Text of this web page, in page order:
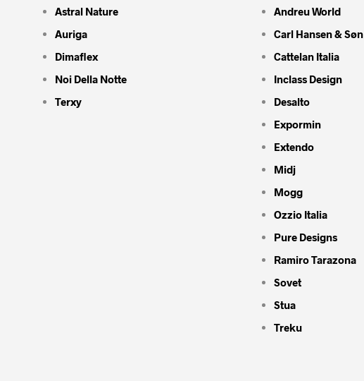
Astral Nature
Auriga
Dimaflex
Noi Della Notte
Terxy
Andreu World
Carl Hansen & Søn
Cattelan Italia
Inclass Design
Desalto
Expormin
Extendo
Midj
Mogg
Ozzio Italia
Pure Designs
Ramiro Tarazona
Sovet
Stua
Treku